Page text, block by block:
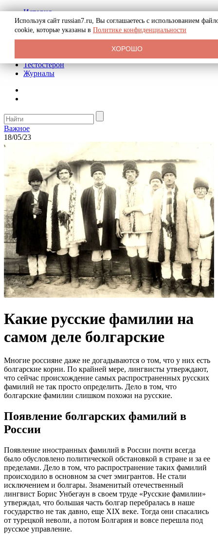
История
Биография
Криминал
Реклама на сайте
Тестостерон
Журналы
Важное
18/05/23
Какие русские фамилии на
самом деле болгарские
Многие россияне даже не догадываются о том, что у них есть
болгарские корни. По крайней мере, лингвисты утверждают,
что сейчас происхождение самых распространенных русских
фамилий не так просто определить. Дело в том, что
болгарские фамилии слишком похожи на русские.
Появление болгарских фамилий в
России
Появление иностранных фамилий в России почти всегда
было обусловлено политической обстановкой в стране и за ее
пределами. Дело в том, что распространение таких фамилий
происходило в основном за счет эмигрантов. Не стали
исключением и болгары. Знаменитый отечественный
лингвист Борис Унбегаун в своем труде «Русские фамилии»
утверждал, что большая часть болгар перебралась в наше
государство не так давно, еще ХIX веке. Тогда они спасались
от турецкой неволи, а потом Болгария и вовсе перешла под
русское управление.
Используя сайт russian7.ru, Вы соглашаетесь с использованием
cookie, которые указаны в Политике конфиденциальности
ХОРОШО